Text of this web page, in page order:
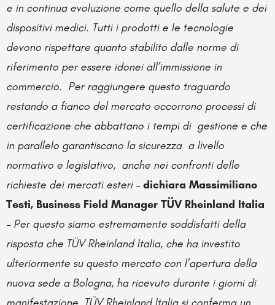
e in continua evoluzione come quello della salute e dei
dispositivi medici. Tutti i prodotti e le tecnologie
devono rispettare quanto stabilito dalle norme di
riferimento per essere idonei all’immissione in
commercio. Per raggiungere questo traguardo
restando a fianco del mercato occorrono processi di
certificazione che abbattano i tempi di gestione e che
in parallelo garantiscano la sicurezza a livello
normativo e legislativo, anche nei confronti delle
richieste dei mercati esteri –dichiara Massimiliano
Testi, Business Field Manager TÜV Rheinland Italia
– Per questo siamo estremamente soddisfatti della
risposta che TÜV Rheinland Italia, che ha investito
ulteriormente su questo mercato con l’apertura della
nuova sede a Bologna, ha ricevuto durante i giorni di
manifestazione. TÜV Rheinland Italia si conferma un